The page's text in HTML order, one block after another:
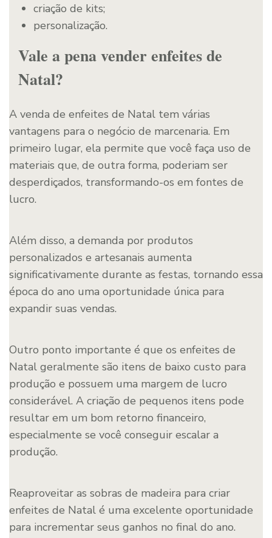
criação de kits;
personalização.
Vale a pena vender enfeites de
Natal?
A venda de enfeites de Natal tem várias
vantagens para o negócio de marcenaria. Em
primeiro lugar, ela permite que você faça uso de
materiais que, de outra forma, poderiam ser
desperdiçados, transformando-os em fontes de
lucro.
Além disso, a demanda por produtos
personalizados e artesanais aumenta
significativamente durante as festas, tornando essa
época do ano uma oportunidade única para
expandir suas vendas.
Outro ponto importante é que os enfeites de
Natal geralmente são itens de baixo custo para
produção e possuem uma margem de lucro
considerável. A criação de pequenos itens pode
resultar em um bom retorno financeiro,
especialmente se você conseguir escalar a
produção.
Reaproveitar as sobras de madeira para criar
enfeites de Natal é uma excelente oportunidade
para incrementar seus ganhos no final do ano.